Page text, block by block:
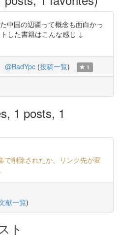
中国の辺疆って概念も面白かっ
した書籍はこんな感じ ↓
@BadYpc (投稿一覧) 1
1 posts, 1
で削除されたか、リンク先が変
献一覧)
ト